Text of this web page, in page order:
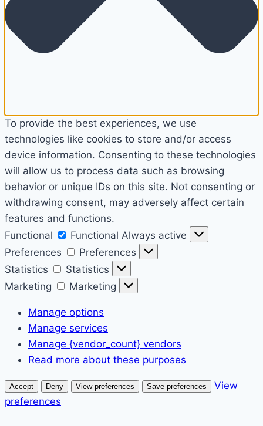
To provide the best experiences, we use
technologies like cookies to store and/or access
device information. Consenting to these technologies
will allow us to process data such as browsing
behavior or unique IDs on this site. Not consenting or
withdrawing consent, may adversely affect certain
features and functions.
Functional
Functional Always active
Preferences
Preferences
Statistics
Statistics
Marketing
Marketing
Manage options
Manage services
Manage {vendor_count} vendors
Read more about these purposes
Accept Deny View preferences Save preferences
View
preferences